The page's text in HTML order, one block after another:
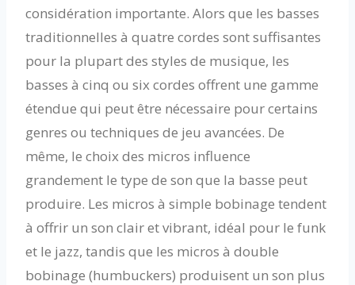
considération importante. Alors que les basses
traditionnelles à quatre cordes sont suffisantes
pour la plupart des styles de musique, les
basses à cinq ou six cordes offrent une gamme
étendue qui peut être nécessaire pour certains
genres ou techniques de jeu avancées. De
même, le choix des micros influence
grandement le type de son que la basse peut
produire. Les micros à simple bobinage tendent
à offrir un son clair et vibrant, idéal pour le funk
et le jazz, tandis que les micros à double
bobinage (humbuckers) produisent un son plus